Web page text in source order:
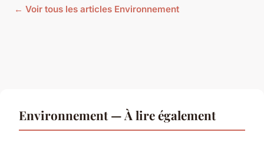
← Voir tous les articles Environnement
Environnement — À lire également